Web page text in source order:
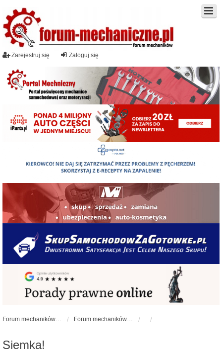
Zaloguj się
Zarejestruj się
Forum mechaników samochodowych - forum-mechaniczne.pl Forum mechaników samochodowych
Siemka!